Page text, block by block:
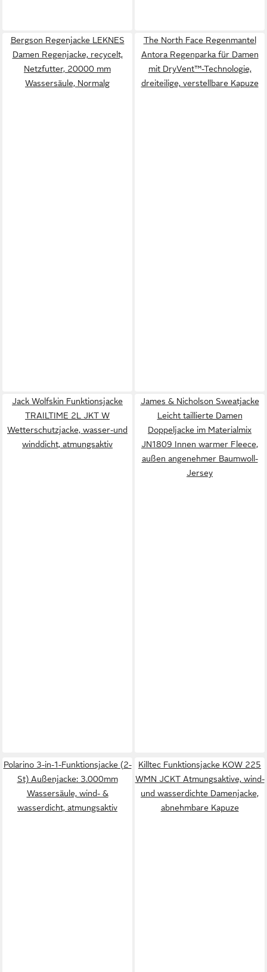
Bergson Regenjacke LEKNES
Damen Regenjacke, recycelt,
Netzfutter, 20000 mm
Wassersäule, Normalg
The North Face Regenmantel
Antora Regenparka für Damen
mit DryVent™-Technologie,
dreiteilige, verstellbare Kapuze
Jack Wolfskin Funktionsjacke
TRAILTIME 2L JKT W
Wetterschutzjacke, wasser-und
winddicht, atmungsaktiv
James & Nicholson Sweatjacke
Leicht taillierte Damen
Doppeljacke im Materialmix
JN1809 Innen warmer Fleece,
außen angenehmer Baumwoll-
Jersey
Polarino 3-in-1-Funktionsjacke (2-
St) Außenjacke: 3.000mm
Wassersäule, wind- &
wasserdicht, atmungsaktiv
Killtec Funktionsjacke KOW 225
WMN JCKT Atmungsaktive, wind-
und wasserdichte Damenjacke,
abnehmbare Kapuze